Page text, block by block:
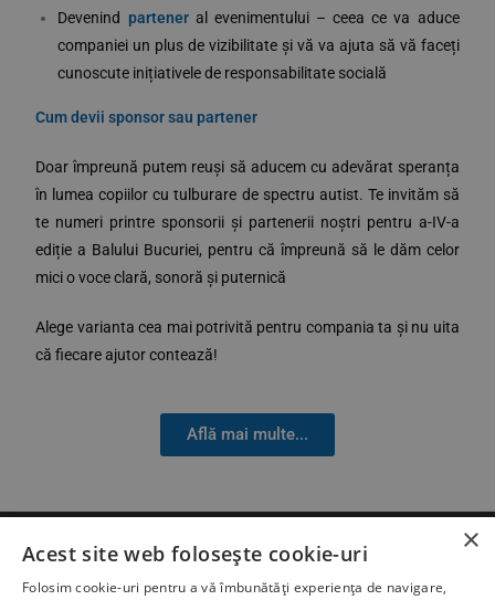
Devenind partener al evenimentului – ceea ce va aduce
companiei un plus de vizibilitate și vă va ajuta să vă faceți
cunoscute inițiativele de responsabilitate socială
Cum devii sponsor sau partener
Doar împreună putem reuși să aducem cu adevărat speranța
în lumea copiilor cu tulburare de spectru autist. Te invităm să
te numeri printre sponsorii și partenerii noștri pentru a-IV-a
ediție a Balului Bucuriei, pentru că împreună să le dăm celor
mici o voce clară, sonoră și puternică
Alege varianta cea mai potrivită pentru compania ta și nu uita
că fiecare ajutor contează!
Află mai multe...
×
Acest site web folosește cookie-uri
Folosim cookie-uri pentru a vă îmbunătăți experiența de navigare,